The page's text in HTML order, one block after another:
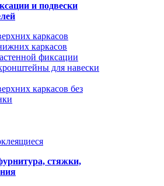
и подвески
каркасов
каркасов
фиксации
для навески
каркасов без
стяжки,